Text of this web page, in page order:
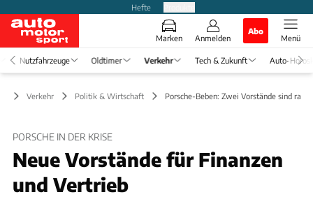
Hefte
Marken Anmelden
Abo
Menü
Nutzfahrzeuge Oldtimer Verkehr Tech & Zukunft Auto-
Verkehr Politik & Wirtschaft Porsche-Beben: Zwei Vorstände sind raus
PORSCHE IN DER KRISE
Neue Vorstände für Finanzen
und Vertrieb